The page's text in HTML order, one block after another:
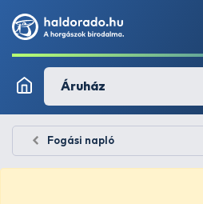
Áruház
Fogási napló